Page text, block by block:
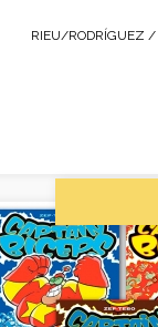
RIEU/RODRÍGUEZ /